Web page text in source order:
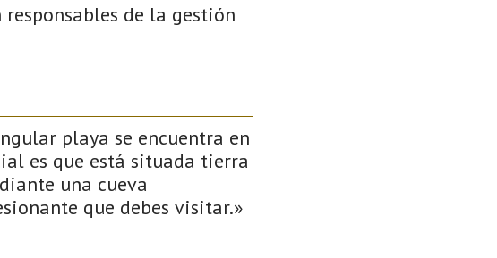
de la gestión
playa se encuentra en
es que está situada tierra
una cueva
que debes visitar.»